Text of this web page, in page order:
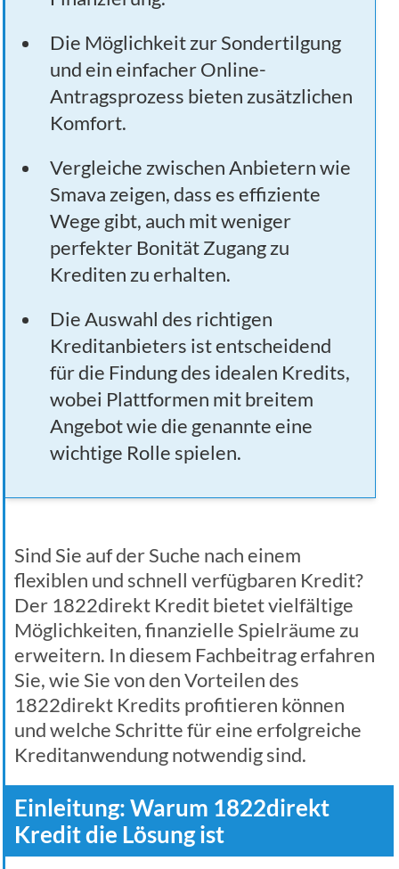
Die Möglichkeit zur Sondertilgung
und ein einfacher Online-
Antragsprozess bieten zusätzlichen
Komfort.
Vergleiche zwischen Anbietern wie
Smava zeigen, dass es effiziente
Wege gibt, auch mit weniger
perfekter Bonität Zugang zu
Krediten zu erhalten.
Die Auswahl des richtigen
Kreditanbieters ist entscheidend
für die Findung des idealen Kredits,
wobei Plattformen mit breitem
Angebot wie die genannte eine
wichtige Rolle spielen.
Sind Sie auf der Suche nach einem
flexiblen und schnell verfügbaren Kredit?
Der 1822direkt Kredit bietet vielfältige
Möglichkeiten, finanzielle Spielräume zu
erweitern. In diesem Fachbeitrag erfahren
Sie, wie Sie von den Vorteilen des
1822direkt Kredits profitieren können
und welche Schritte für eine erfolgreiche
Kreditanwendung notwendig sind.
Einleitung: Warum 1822direkt
Kredit die Lösung ist